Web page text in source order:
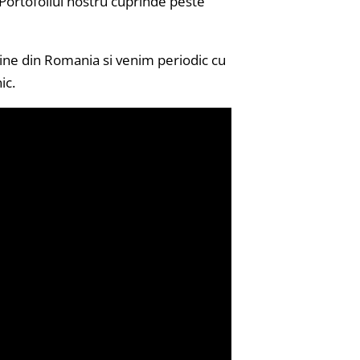
din Romania si venim periodic cu